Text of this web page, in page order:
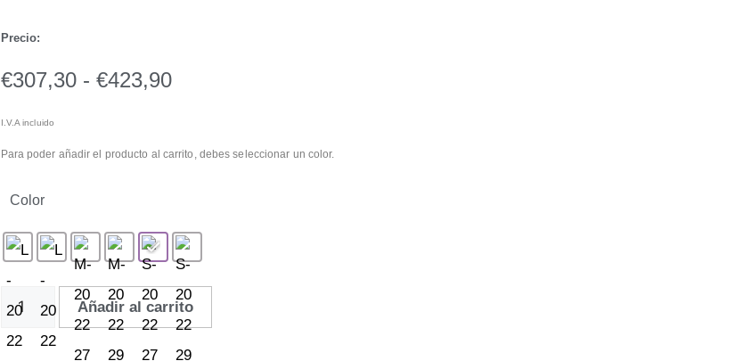
Precio:
€307,30 - €423,90
I.V.A incluido
Para poder añadir el producto al carrito, debes seleccionar un color.
Color
Añadir al carrito